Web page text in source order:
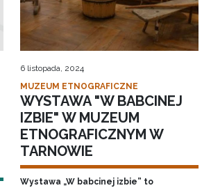
6 listopada, 2024
MUZEUM ETNOGRAFICZNE
WYSTAWA "W BABCINEJ
IZBIE" W MUZEUM
ETNOGRAFICZNYM W
TARNOWIE
Wystawa „W babcinej izbie” to